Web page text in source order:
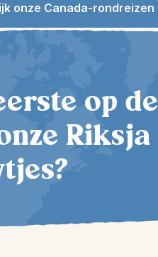
onze Canada-rondreizen
op de
Riksja